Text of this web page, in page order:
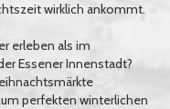
wirklich ankommt.
erleben als im
Essener Innenstadt?
perfekten winterlichen